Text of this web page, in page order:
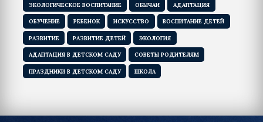
ЭКОЛОГИЧЕСКОЕ ВОСПИТАНИЕ ОБЫЧАИ АДАПТАЦИЯ
ОБУЧЕНИЕ РЕБЕНОК ИСКУССТВО ВОСПИТАНИЕ ДЕТЕЙ
РАЗВИТИЕ РАЗВИТИЕ ДЕТЕЙ ЭКОЛОГИЯ
АДАПТАЦИЯ В ДЕТСКОМ САДУ СОВЕТЫ РОДИТЕЛЯМ
ПРАЗДНИКИ В ДЕТСКОМ САДУ ШКОЛА